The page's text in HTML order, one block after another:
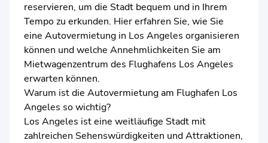
reservieren, um die Stadt bequem und in Ihrem
Tempo zu erkunden. Hier erfahren Sie, wie Sie
eine Autovermietung in Los Angeles organisieren
können und welche Annehmlichkeiten Sie am
Mietwagenzentrum des Flughafens Los Angeles
erwarten können.
Warum ist die Autovermietung am Flughafen Los
Angeles so wichtig?
Los Angeles ist eine weitläufige Stadt mit
zahlreichen Sehenswürdigkeiten und Attraktionen,